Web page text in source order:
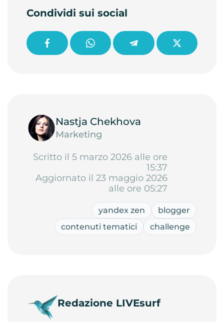
Condividi sui social
Nastja Chekhova
Marketing
Scritto il 5 marzo 2026 alle ore
15:37
Aggiornato il 23 maggio 2026
alle ore 05:27
yandex zen
blogger
contenuti tematici
challenge
Redazione LIVEsurf